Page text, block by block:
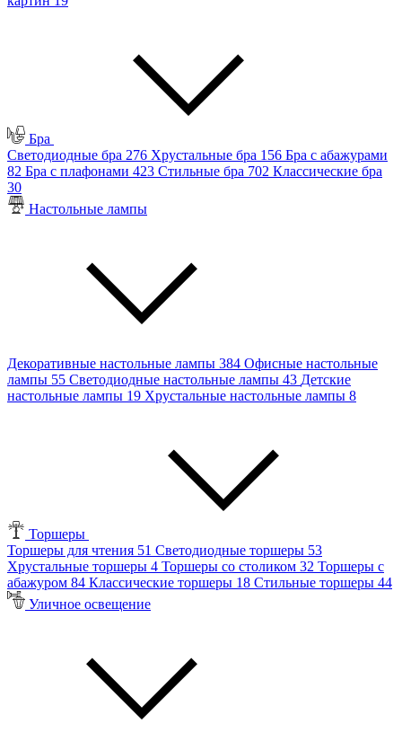
Бра
Светодиодные бра 276 Хрустальные бра 156 Бра с абажурами
82 Бра с плафонами 423 Стильные бра 702 Классические бра
30
Настольные лампы
Декоративные настольные лампы 384 Офисные настольные
лампы 55 Светодиодные настольные лампы 43 Детские
настольные лампы 19 Хрустальные настольные лампы 8
Торшеры
Торшеры для чтения 51 Светодиодные торшеры 53
Хрустальные торшеры 4 Торшеры со столиком 32 Торшеры с
абажуром 84 Классические торшеры 18 Стильные торшеры 44
Уличное освещение